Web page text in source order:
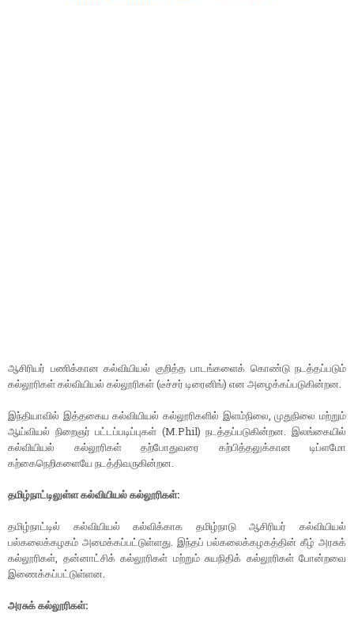
ஆசிரியர் பணிக்கான கல்வியியல் குறித்த பாடங்களைக் கொண்டு நடத்தப்படும்
கல்லூரிகள் கல்வியியல் கல்லூரிகள் (டீச்சர் டிரைனிங்) என அழைக்கப்படுகின்றன.
இந்தியாவில் இத்தகைய கல்வியியல் கல்லூரிகளில் இளம்நிலை, முதுநிலை மற்றும்
ஆய்வியல் நிறைஞர் பட்டப்படிப்புகள் (M.Phil) நடத்தப்படுகின்றன. இலங்கையில்
கல்வியியல் கல்லூரிகள் தற்போதுவரை கற்பித்தலுக்கான டிப்ளமோ
கற்கைநெறிகளையே நடத்திவருகின்றன.
தமிழ்நாட்டிலுள்ள கல்வியியல் கல்லூரிகள்:
தமிழ்நாட்டில் கல்வியியல் கல்விக்காக தமிழ்நாடு ஆசிரியர் கல்வியியல்
பல்கலைக்கழகம் அமைக்கப்பட்டுள்ளது. இந்தப் பல்கலைக்கழகத்தின் கீழ் அரசுக்
கல்லூரிகள், தன்னாட்சிக் கல்லூரிகள் மற்றும் சுயநிதிக் கல்லூரிகள் போன்றவை
இணைக்கப்பட்டுள்ளன.
அரசுக் கல்லூரிகள்: